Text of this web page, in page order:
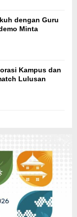
dengan Guru
Minta
Kampus dan
Lulusan